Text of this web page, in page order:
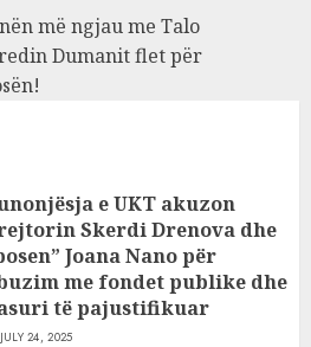
më ngjau me Talo
Dumanit flet për
e UKT akuzon
Skerdi Drenova dhe
Joana Nano për
me fondet publike dhe
të pajustifikuar
JULY 24, 2025